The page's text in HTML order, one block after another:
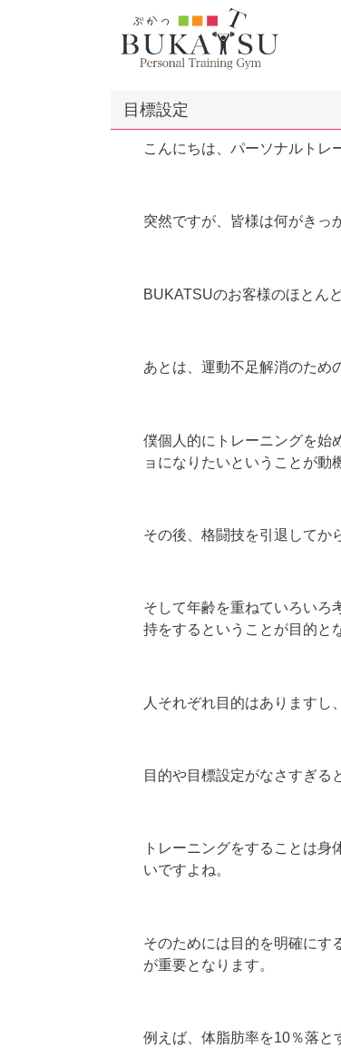
目標設定
こんにちは、パーソナルトレ
突然ですが、皆様は何がきっ
BUKATSUのお客様のほとん
あとは、運動不足解消のため
僕個人的にトレーニングを始
ョになりたいということが動
その後、格闘技を引退してか
そして年齢を重ねていろいろ
持をするということが目的と
人それぞれ目的はありますし
目的や目標設定がなさすぎる
トレーニングをすることは
いですよね。
そのためには目的を明確にす
が重要となります。
例えば、体脂肪率を10％落と